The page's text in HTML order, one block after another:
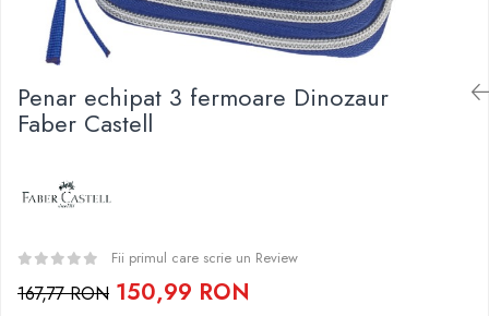
Resurse umane
Vanzari si marketing
Carte scolara
Atlase, dictionare si enciclopedii
Carte scolara
Dictionare de limba romana
Invatamant gimnazial
Invatamant primar
Penar echipat 3 fermoare Dinozaur
Faber Castell
Fii primul care scrie un Review
167,77 RON 150,99 RON